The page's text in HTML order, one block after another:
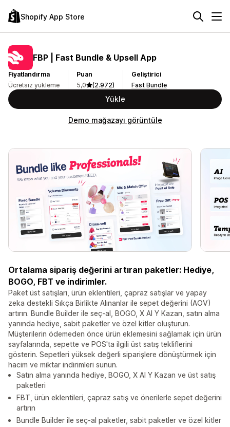
Shopify App Store
FBP | Fast Bundle & Upsell App
Fiyatlandırma
Ücretsiz yükleme
Puan
5,0
(2.972)
Geliştirici
Fast Bundle
Yükle
Demo mağazayı görüntüle
Ortalama sipariş değerini artıran paketler: Hediye,
BOGO, FBT ve indirimler.
Paket üst satışları, ürün eklentileri, çapraz satışlar ve yapay
zeka destekli Sıkça Birlikte Alınanlar ile sepet değerini (AOV)
artırın. Bundle Builder ile seç-al, BOGO, X Al Y Kazan, satın alma
yanında hediye, sabit paketler ve özel kitler oluşturun.
Müşterilerin ödemeden önce ürün eklemesini sağlamak için ürün
sayfalarında, sepette ve POS'ta ilgili üst satış tekliflerini
gösterin. Sepetleri yüksek değerli siparişlere dönüştürmek için
hacim ve miktar indirimleri sunun.
Satın alma yanında hediye, BOGO, X Al Y Kazan ve üst satış
paketleri
FBT, ürün eklentileri, çapraz satış ve önerilerle sepet değerini
artırın
Bundle Builder ile seç-al paketler, sabit paketler ve özel kitler